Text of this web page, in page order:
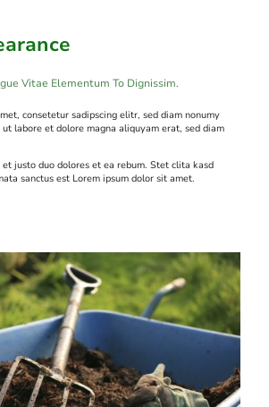
Vitae Elementum To Dignissim.
consetetur sadipscing elitr, sed diam nonumy
labore et dolore magna aliquyam erat, sed diam
justo duo dolores et ea rebum. Stet clita kasd
sanctus est Lorem ipsum dolor sit amet.